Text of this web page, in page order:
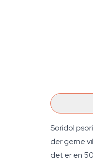
Soridol
der gerne
det er en